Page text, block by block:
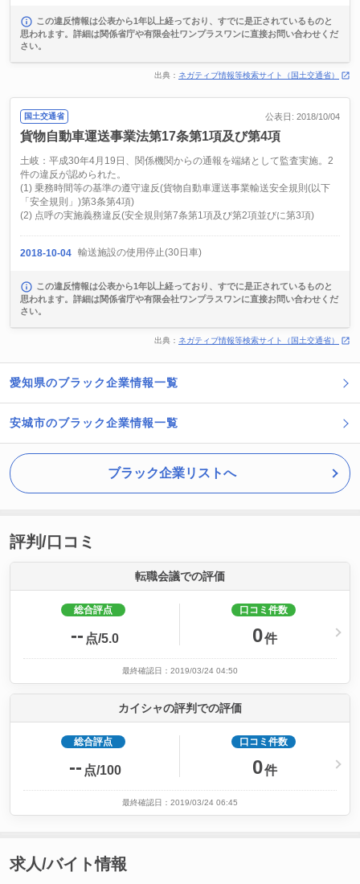
この違反情報は公表から1年以上経っており、すでに是正されているものと
思われます。詳細は関係省庁や有限会社ワンプラスワンに直接お問い合わせくだ
さい。
出典： ネガティブ情報等検索サイト（国土交通省）
公表日: 2018/10/04
国土交通省
貨物自動車運送事業法第17条第1項及び第4項
土岐：平成30年4月19日、関係機関からの通報を端緒として監査実施。2
件の違反が認められた。
(1) 乗務時間等の基準の遵守違反(貨物自動車運送事業輸送安全規則(以下
「安全規則」)第3条第4項)
(2) 点呼の実施義務違反(安全規則第7条第1項及び第2項並びに第3項)
2018-10-04 輸送施設の使用停止(30日車)
この違反情報は公表から1年以上経っており、すでに是正されているものと
思われます。詳細は関係省庁や有限会社ワンプラスワンに直接お問い合わせくだ
さい。
出典： ネガティブ情報等検索サイト（国土交通省）
愛知県のブラック企業情報一覧
安城市のブラック企業情報一覧
ブラック企業リストへ
評判/口コミ
転職会議での評価
総合評点
-- 点/5.0
口コミ件数
0件
最終確認日：2019/03/24 04:50
カイシャの評判での評価
総合評点
-- 点/100
口コミ件数
0件
最終確認日：2019/03/24 06:45
求人/バイト情報